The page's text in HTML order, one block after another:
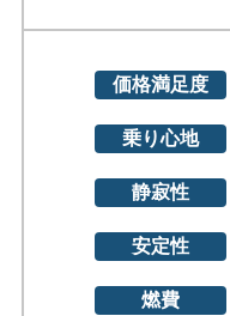
価格満足度
乗り心地
静寂性
安定性
燃費